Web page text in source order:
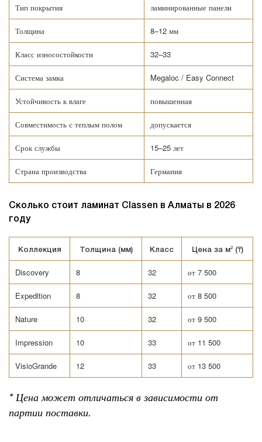
Тип покрытия ламинированные панели
Толщина 8–12 мм
Класс износостойкости 32–33
Система замка Megaloc / Easy Connect
Устойчивость к влаге повышенная
Совместимость с теплым полом допускается
Срок службы 15–25 лет
Страна производства Германия
Сколько стоит ламинат Classen в Алматы в 2026
году
Коллекция Толщина (мм) Класс Цена за м² (₸)
Discovery 8 32 от 7 500
Expedition 8 32 от 8 500
Nature 10 32 от 9 500
Impression 10 33 от 11 500
VisioGrande 12 33 от 13 500
* Цена может отличаться в зависимости от
партии поставки.